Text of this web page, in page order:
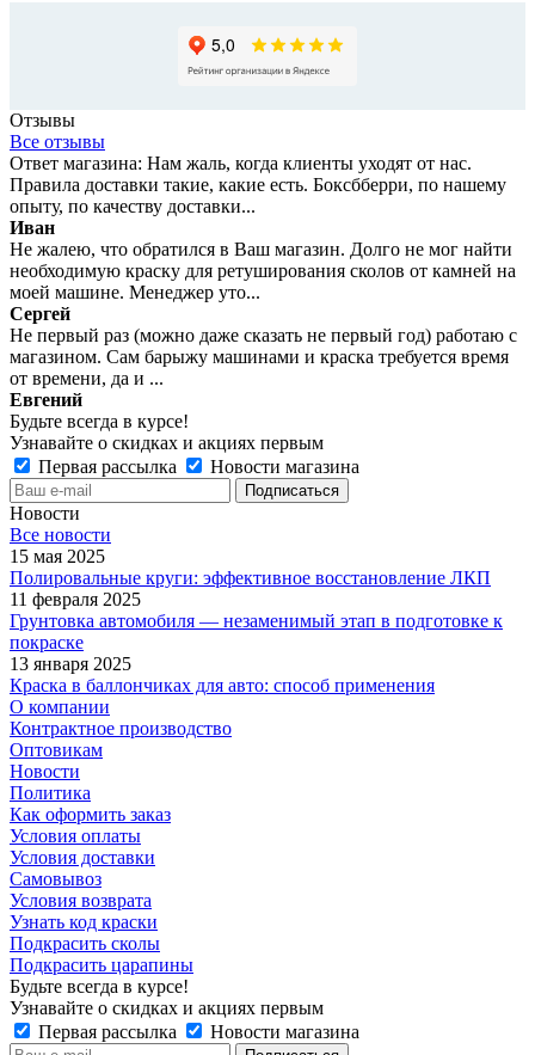
Отзывы
Все отзывы
Ответ магазина: Нам жаль, когда клиенты уходят от нас.
Правила доставки такие, какие есть. Боксбберри, по нашему
опыту, по качеству доставки...
Иван
Не жалею, что обратился в Ваш магазин. Долго не мог найти
необходимую краску для ретуширования сколов от камней на
моей машине. Менеджер уто...
Сергей
Не первый раз (можно даже сказать не первый год) работаю с
магазином. Сам барыжу машинами и краска требуется время
от времени, да и ...
Евгений
Будьте всегда в курсе!
Узнавайте о скидках и акциях первым
Первая рассылка
Новости магазина
Новости
Все новости
15 мая 2025
Полировальные круги: эффективное восстановление ЛКП
11 февраля 2025
Грунтовка автомобиля — незаменимый этап в подготовке к
покраске
13 января 2025
Краска в баллончиках для авто: способ применения
О компании
Контрактное производство
Оптовикам
Новости
Политика
Как оформить заказ
Условия оплаты
Условия доставки
Самовывоз
Условия возврата
Узнать код краски
Подкрасить сколы
Подкрасить царапины
Будьте всегда в курсе!
Узнавайте о скидках и акциях первым
Первая рассылка
Новости магазина